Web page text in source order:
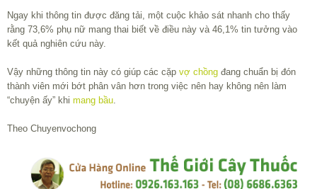
Ngay khi thông tin được đăng tải, một cuộc khảo sát nhanh cho thấy
rằng 73,6% phụ nữ mang thai biết về điều này và 46,1% tin tưởng vào
kết quả nghiên cứu này.
Vậy những thông tin này có giúp các cặp vợ chồng đang chuẩn bị đón
thành viên mới bớt phân vân hơn trong việc nên hay không nên làm
“chuyện ấy” khi mang bầu.
Theo Chuyenvochong